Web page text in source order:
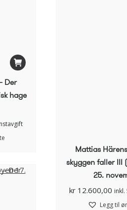
Der
hage
Mattias
skyggen faller III
25.
kr 12.600,00 inkl.
Legg til